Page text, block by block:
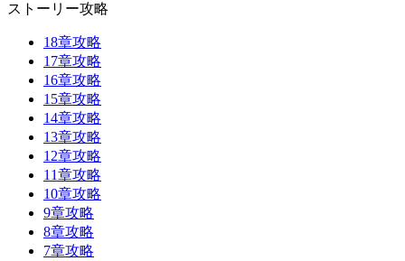
ストーリー攻略
18章攻略
17章攻略
16章攻略
15章攻略
14章攻略
13章攻略
12章攻略
11章攻略
10章攻略
9章攻略
8章攻略
7章攻略